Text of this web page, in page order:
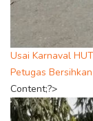
Usai Karnaval
Petugas
Content;?>